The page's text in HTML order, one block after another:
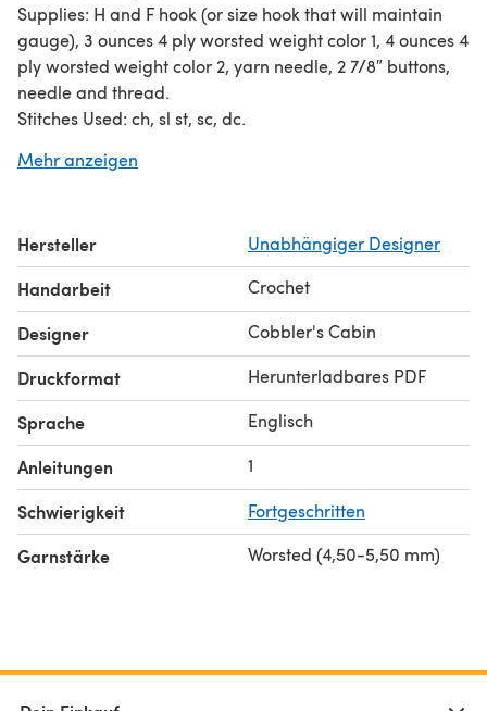
Supplies: H and F hook (or size hook that will maintain
gauge), 3 ounces 4 ply worsted weight color 1, 4 ounces 4
ply worsted weight color 2, yarn needle, 2 7/8″ buttons,
needle and thread.
Stitches Used: ch, sl st, sc, dc.
Mehr anzeigen
Hersteller Unabhängiger Designer
Handarbeit Crochet
Designer Cobbler's Cabin
Druckformat Herunterladbares PDF
Sprache Englisch
Anleitungen 1
Schwierigkeit Fortgeschritten
Garnstärke Worsted (4,50-5,50 mm)